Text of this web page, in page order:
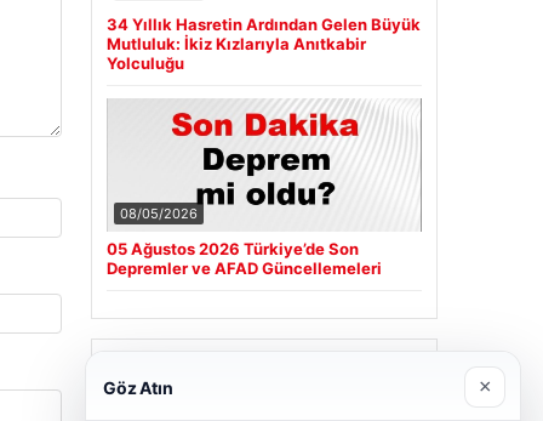
34 Yıllık Hasretin Ardından Gelen Büyük
Mutluluk: İkiz Kızlarıyla Anıtkabir
Yolculuğu
08/05/2026
05 Ağustos 2026 Türkiye’de Son
Depremler ve AFAD Güncellemeleri
Göz Atın ×